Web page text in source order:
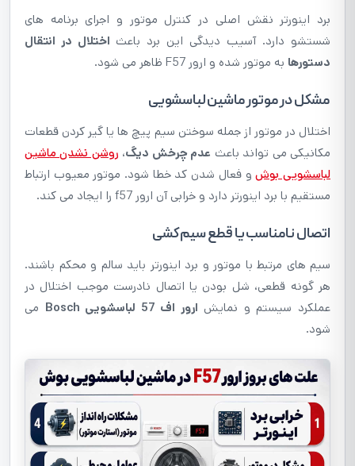
برد اینورتر نقش اصلی در کنترل موتور و اجرای برنامه های
شستشو دارد. آسیب دیدگی این برد باعث اختلال در انتقال
دستورها به موتور شده و ارور F57 ظاهر می شود.
مشکل در موتور ماشین لباسشویی
اختلال در موتور از جمله سوختن سیم پیچ ها یا گیر کردن قطعات
مکانیکی می تواند باعث عدم چرخش دیگ، روشن نشدن ماشین
لباسشویی بوشو فعال شدن کد خطا شود. موتور معیوب ارتباط
مستقیم با برد اینورتر دارد و خرابی آن ارور f57 را ایجاد می کند.
اتصال نامناسب یا قطع سیم کشی
سیم های مرتبط با موتور و برد اینورتر باید سالم و محکم باشند.
هر گونه قطعی، شل بودن یا اتصال نادرست موجب اختلال در
عملکرد سیستم و نمایش ارور اف 57 لباسشویی Bosch
می
شود.